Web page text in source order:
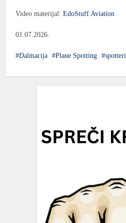
Video materijal:EdoStuff Aviation
01.07.2026.
Dalmacija Plane Spotting spotteri